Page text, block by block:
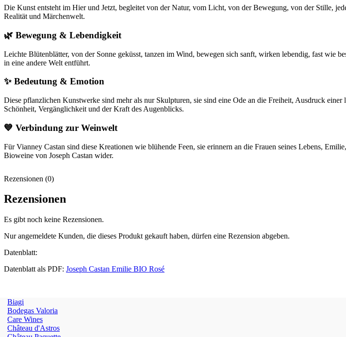
Die Kunst entsteht im Hier und Jetzt, begleitet von der Natur, vom Licht, von der Bewegung, von der Stille,
Realität und Märchenwelt.
🌿 Bewegung & Lebendigkeit
Leichte Blütenblätter, von der Sonne geküsst, tanzen im Wind, bewegen sich sanft, wirken lebendig, fast wie
in eine andere Welt entführt.
✨ Bedeutung & Emotion
Diese pflanzlichen Kunstwerke sind mehr als nur Skulpturen, sie sind eine Ode an die Freiheit, Ausdruck
Schönheit, Vergänglichkeit und der Kraft des Augenblicks.
💙 Verbindung zur Weinwelt
Für Vianney Castan sind diese Kreationen wie blühende Feen, sie erinnern an die Frauen seines Lebens,
Bioweine von Joseph Castan wider.
Rezensionen (0)
Rezensionen
Es gibt noch keine Rezensionen.
Nur angemeldete Kunden, die dieses Produkt gekauft haben, dürfen eine Rezension abgeben.
Datenblatt:
Datenblatt als PDF: Joseph Castan Emilie BIO Rosé
Biagi
Bodegas Valoria
Care Wines
Château d'Astros